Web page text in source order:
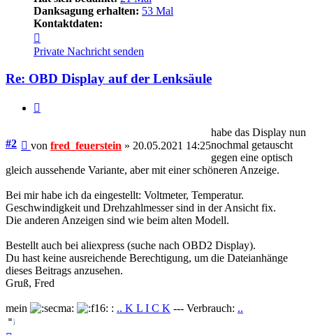
Danksagung erhalten: 53 Mal
Kontaktdaten:
von
fred_feuerstein
Private Nachricht senden
Re: OBD Display auf der Lenksäule
#2 Beitrag
von fred_feuerstein » 20.05.2021 14:25
habe das Display nun
nochmal getauscht
gegen eine optisch
gleich aussehende Variante, aber mit einer schöneren Anzeige.
Bei mir habe ich da eingestellt: Voltmeter, Temperatur.
Geschwindigkeit und Drehzahlmesser sind in der Ansicht fix.
Die anderen Anzeigen sind wie beim alten Modell.
Bestellt auch bei aliexpress (suche nach OBD2 Display).
Du hast keine ausreichende Berechtigung, um die Dateianhänge
dieses Beitrags anzusehen.
Gruß, Fred
mein : .. K L I C K --- Verbrauch: ..